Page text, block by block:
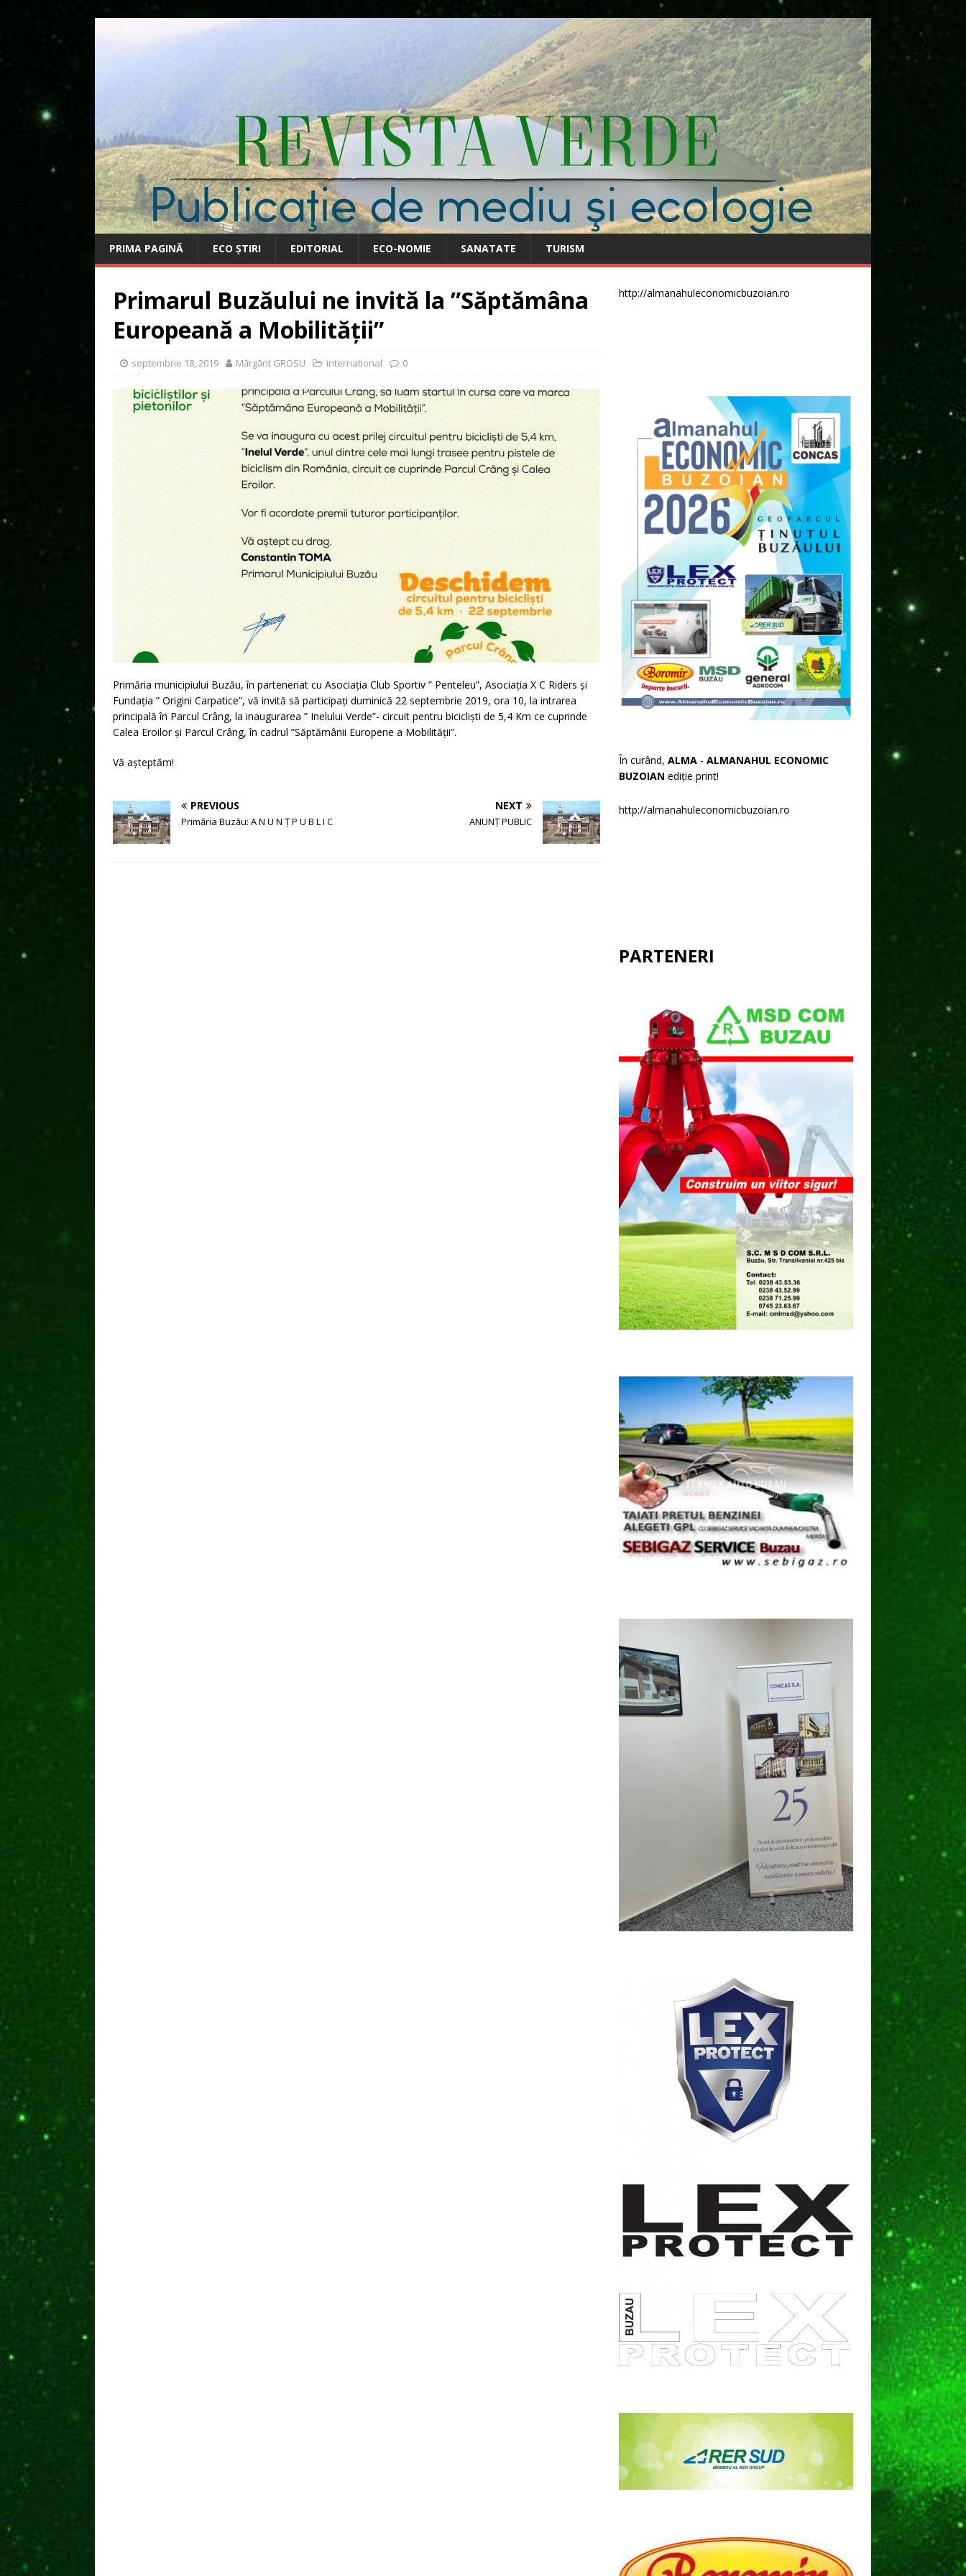
PRIMA PAGINĂ ECO ȘTIRI EDITORIAL ECO-NOMIE SANATATE TURISM
Primarul Buzăului ne invită la ”Săptămâna
Europeană a Mobilității”
septembrie 18, 2019 Mărgărit GROSU international 0
Primăria municipiului Buzău, în parteneriat cu Asociația Club Sportiv ” Penteleu”, Asociația X C Riders și
Fundația ” Origini Carpatice”, vă invită să participați duminică 22 septembrie 2019, ora 10, la intrarea
principală în Parcul Crâng, la inaugurarea ” Inelului Verde”- circuit pentru bicicliști de 5,4 Km ce cuprinde
Calea Eroilor și Parcul Crâng, în cadrul ”Săptămânii Europene a Mobilității”.
Vă așteptăm!
PREVIOUS
Primăria Buzău: A N U N Ț P U B L I C
NEXT
ANUNȚ PUBLIC
http://almanahuleconomicbuzoian.ro
În curând, ALMA - ALMANAHUL ECONOMIC
BUZOIAN ediție print!
http://almanahuleconomicbuzoian.ro
PARTENERI